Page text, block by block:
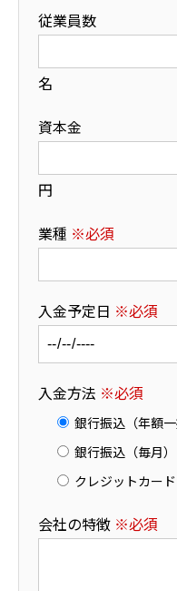
従業員数
名
資本金
円
業種 ※必須
入金予定日 ※必須
入金方法 ※必須
銀行振込（年額一
銀行振込（毎月）
クレジットカー
会社の特徴 ※必須